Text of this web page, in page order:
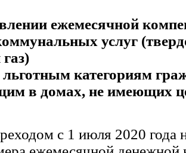
ежемесячной
услуг
категориям
в домах, не имеющих
с 1 июля 2020 года